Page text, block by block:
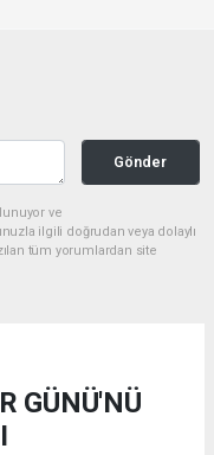
Gönder
ve
ilgili doğrudan veya dolaylı
tüm yorumlardan site
GÜNÜ'NÜ